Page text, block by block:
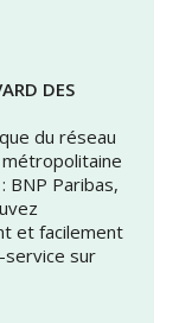
DES
du réseau
métropolitaine
BNP Paribas,
et facilement
service sur